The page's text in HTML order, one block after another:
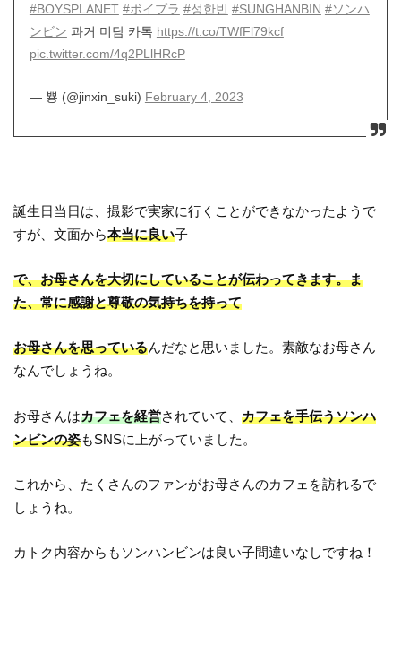
#BOYSPLANET #ボイプラ #성한빈 #SUNGHANBIN #ソンハ
ンビン 과거 미담 카톡 https://t.co/TWfFl79kcf
pic.twitter.com/4q2PLlHRcP
— 뿅 (@jinxin_suki) February 4, 2023
誕生日当日は、撮影で実家に行くことができなかったようで
すが、文面から本当に良い子
で、お母さんを大切にしていることが伝わってきます。ま
た、常に感謝と尊敬の気持ちを持って
お母さんを思っているんだなと思いました。素敵なお母さん
なんでしょうね。
お母さんはカフェを経営されていて、カフェを手伝うソンハ
ンビンの姿もSNSに上がっていました。
これから、たくさんのファンがお母さんのカフェを訪れるで
しょうね。
カトク内容からもソンハンビンは良い子間違いなしですね！